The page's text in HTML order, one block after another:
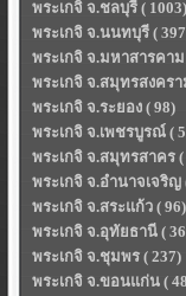
พระเกจิ จ.ชลบุรี ( 1003)
พระเกจิ จ.นนทบุรี (
พระเกจิ จ.มหาสารคาม
พระเกจิ จ.สมุทรสงครา
พระเกจิ จ.ระยอง ( 98)
พระเกจิ จ.เพชรบูรณ์ (
พระเกจิ จ.สมุทรสาคร (
พระเกจิ จ.อำนาจเจริญ
พระเกจิ จ.สระแก้ว ( 96)
พระเกจิ จ.อุทัยธานี (
พระเกจิ จ.ชุมพร ( 237)
พระเกจิ จ.ขอนแก่น (